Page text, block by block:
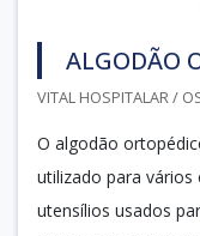
ALGODÃO
VITAL HOSPITALAR /
O algodão
utilizado para
utensílios usados